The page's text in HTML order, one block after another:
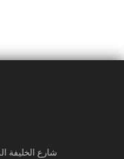
شارع الخليفة